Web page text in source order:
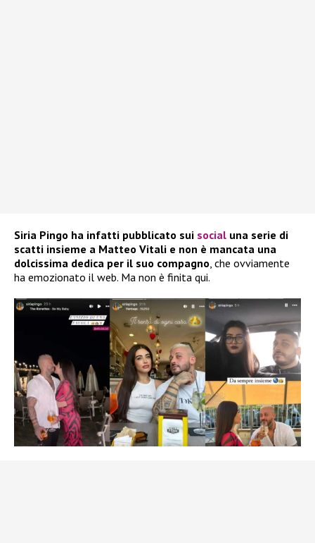
Siria Pingo ha infatti pubblicato sui social una serie di
scatti insieme a Matteo Vitali e non è mancata una
dolcissima dedica per il suo compagno, che ovviamente
ha emozionato il web. Ma non è finita qui.